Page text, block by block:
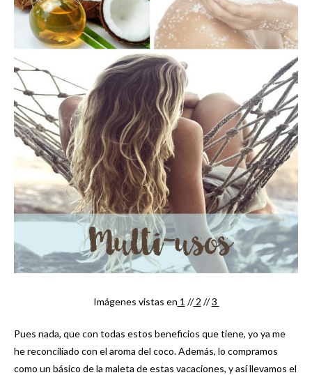
Imágenes vistas en 1 //2 //3
Pues nada, que con todas estos beneficios que tiene, yo ya me
he reconciliado con el aroma del coco. Además, lo compramos
como un básico de la maleta de estas vacaciones, y así llevamos el